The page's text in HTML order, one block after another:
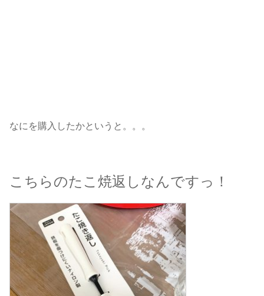
なにを購入したかというと。。。
こちらのたこ焼返しなんですっ！